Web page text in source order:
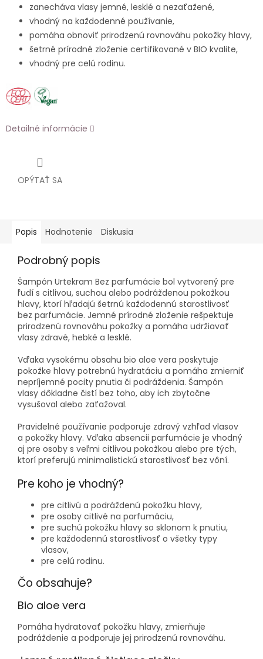
zanecháva vlasy jemné, lesklé a nezaťažené,
vhodný na každodenné používanie,
pomáha obnoviť prirodzenú rovnováhu pokožky hlavy,
šetrné prírodné zloženie certifikované v BIO kvalite,
vhodný pre celú rodinu.
Detailné informácie
OPÝTAŤ SA
Popis Hodnotenie Diskusia
Podrobný popis
Šampón Urtekram Bez parfumácie bol vytvorený pre
ľudí s citlivou, suchou alebo podráždenou pokožkou
hlavy, ktorí hľadajú šetrnú každodennú starostlivosť
bez parfumácie. Jemné prírodné zloženie rešpektuje
prirodzenú rovnováhu pokožky a pomáha udržiavať
vlasy zdravé, hebké a lesklé.
Vďaka vysokému obsahu bio aloe vera poskytuje
pokožke hlavy potrebnú hydratáciu a pomáha zmierniť
nepríjemné pocity pnutia či podráždenia. Šampón
vlasy dôkladne čistí bez toho, aby ich zbytočne
vysušoval alebo zaťažoval.
Pravidelné používanie podporuje zdravý vzhľad vlasov
a pokožky hlavy. Vďaka absencii parfumácie je vhodný
aj pre osoby s veľmi citlivou pokožkou alebo pre tých,
ktorí preferujú minimalistickú starostlivosť bez vôní.
Pre koho je vhodný?
pre citlivú a podráždenú pokožku hlavy,
pre osoby citlivé na parfumáciu,
pre suchú pokožku hlavy so sklonom k pnutiu,
pre každodennú starostlivosť o všetky typy
vlasov,
pre celú rodinu.
Čo obsahuje?
Bio aloe vera
Pomáha hydratovať pokožku hlavy, zmierňuje
podráždenie a podporuje jej prirodzenú rovnováhu.